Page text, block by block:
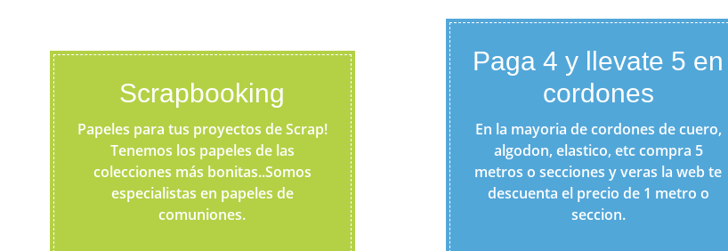
Scrapbooking
Papeles para tus proyectos de Scrap!
Tenemos los papeles de las
colecciones más bonitas..Somos
especialistas en papeles de
comuniones.
Paga 4 y llevate 5 en
cordones
En la mayoria de cordones de cuero,
algodon, elastico, etc compra 5
metros o secciones y veras la web te
descuenta el precio de 1 metro o
seccion.